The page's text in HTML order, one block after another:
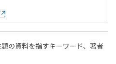
の資料を指すキーワード、著者